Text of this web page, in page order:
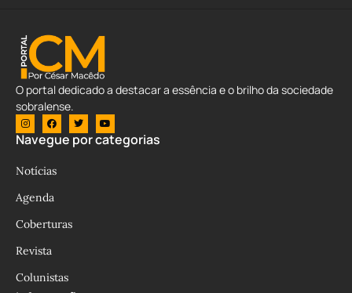
O portal dedicado a destacar a essência e o brilho da sociedade
sobralense.
Navegue por categorias
Notícias
Agenda
Coberturas
Revista
Colunistas